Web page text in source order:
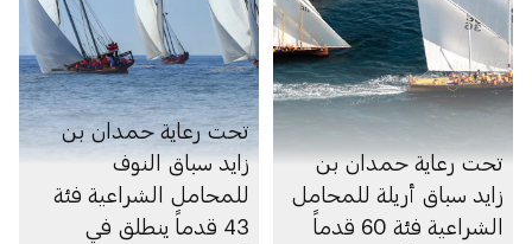
تحت رعاية حمدان بن
زايد سباق أريلة للمحامل
الشراعية فئة 60 قدماً
تحت رعاية حمدان بن
زايد سباق النوف
للمحامل الشراعية فئة
43 قدماً ينطلق في